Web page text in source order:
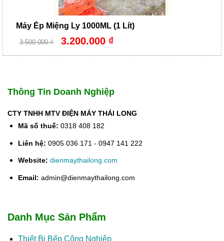
Máy Ép Miệng Ly 1000ML (1 Lít)
3.500.000₫
Giá
gốc
3.500.000 ₫.
3.200.000 ₫Giá
hiện
là:
Thông Tin Doanh Nghiệp
CTY TNHH MTV ĐIỆN MÁY THÁI LONG
Mã số thuế: 0318 408 182
Liên hệ: 0905 036 171 - 0947 141 222
Website: dienmaythailong.com
Email: admin@dienmaythailong.com
Danh Mục Sản Phẩm
Thiết Bị Bếp Công Nghiệp